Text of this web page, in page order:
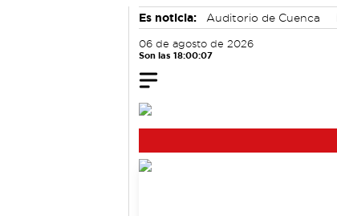
Es noticia: Auditorio de Cuenca
06 de agosto de 2026
Son las 18:00:07